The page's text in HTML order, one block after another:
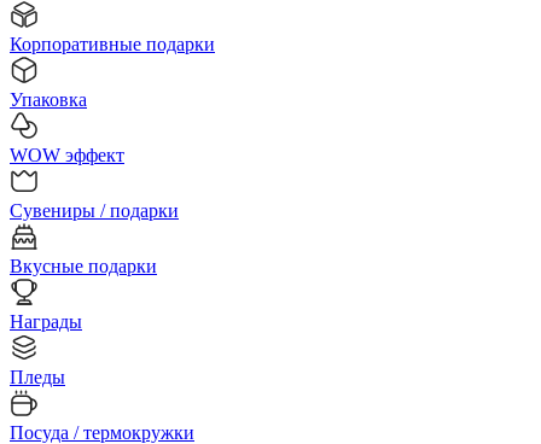
Корпоративные подарки
Упаковка
WOW эффект
Сувениры / подарки
Вкусные подарки
Награды
Пледы
Посуда / термокружки